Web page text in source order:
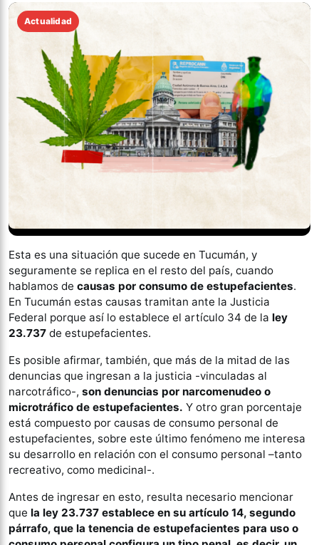
Actualidad
Esta es una situación que sucede en Tucumán, y
seguramente se replica en el resto del país, cuando
hablamos de causas por consumo de estupefacientes.
En Tucumán estas causas tramitan ante la Justicia
Federal porque así lo establece el artículo 34 de la ley
23.737 de estupefacientes.
Es posible afirmar, también, que más de la mitad de las
denuncias que ingresan a la justicia -vinculadas al
narcotráfico-, son denuncias por narcomenudeo o
microtráfico de estupefacientes. Y otro gran porcentaje
está compuesto por causas de consumo personal de
estupefacientes, sobre este último fenómeno me interesa
su desarrollo en relación con el consumo personal –tanto
recreativo, como medicinal-.
Antes de ingresar en esto, resulta necesario mencionar
que la ley 23.737 establece en su artículo 14, segundo
párrafo, que la tenencia de estupefacientes para uso o